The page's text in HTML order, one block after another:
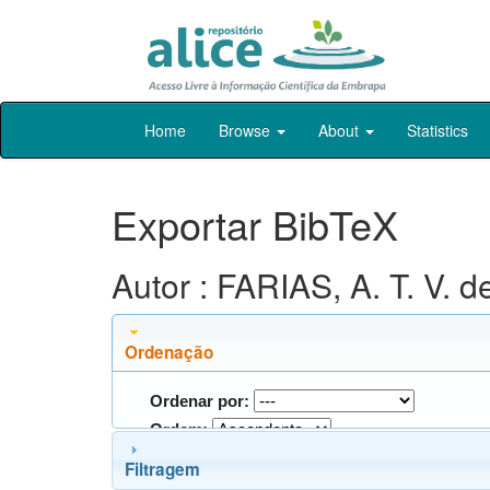
Skip
Home Browse About Statistics
Exportar BibTeX
Autor : FARIAS, A. T. V.
Ordenação
Ordenar por:
Ordem:
Filtragem